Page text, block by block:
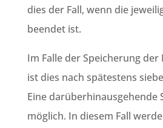
dies der Fall, wenn die
beendet ist.
Im Falle der Speicherung
ist dies nach spätestens
Eine darüberhinausgehende
möglich. In diesem Fall